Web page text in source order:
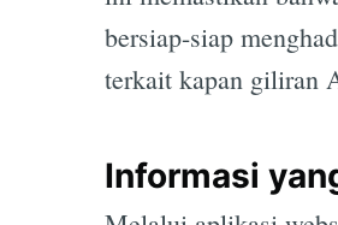
bersiap-siap
terkait kapan giliran
Informasi